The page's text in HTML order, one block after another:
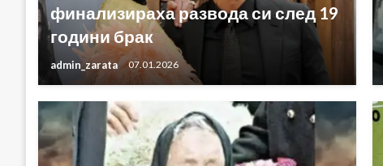
финализираха развода си след 19
години брак
admin_zarata 07.01.2026